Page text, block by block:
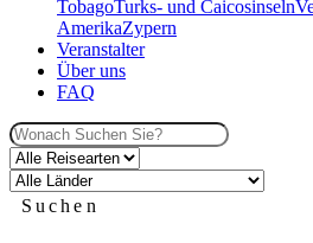
TobagoTurks- und Caicosinseln
AmerikaZypern
Veranstalter
Über uns
FAQ
Suchen